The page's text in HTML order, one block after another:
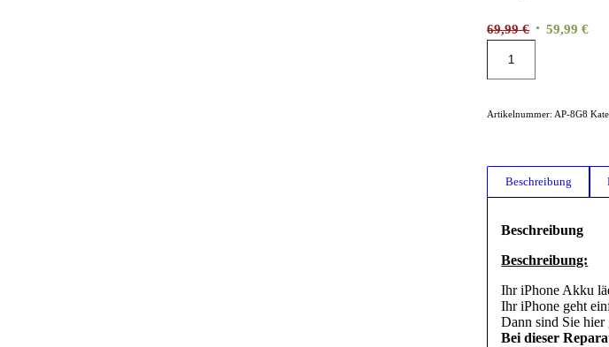
69,99€ 59,99€
Artikelnummer: AP-8G8
Beschreibung
Beschreibung
Beschreibung:
Ihr iPhone Akku
Ihr iPhone geht
Dann sind Sie hier
Bei dieser